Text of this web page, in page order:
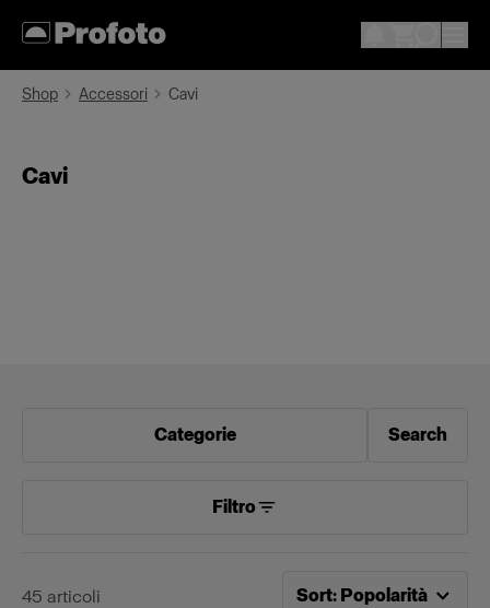
Shop Accessori Cavi
Cavi
Categorie Search
Filtro
45 articoli
Ordinamento attuale per
Sort: Popolarità